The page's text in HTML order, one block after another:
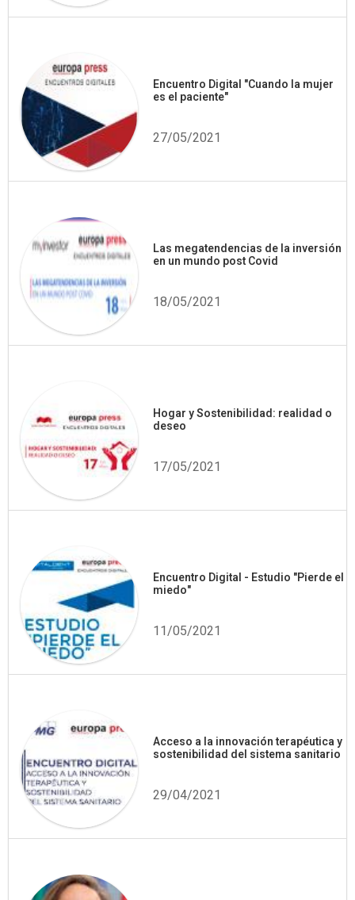
Encuentro Digital "Cuando la mujer
es el paciente"
27/05/2021
Las megatendencias de la inversión
en un mundo post Covid
18/05/2021
Hogar y Sostenibilidad: realidad o
deseo
17/05/2021
Encuentro Digital - Estudio "Pierde el
miedo"
11/05/2021
Acceso a la innovación terapéutica y
sostenibilidad del sistema sanitario
29/04/2021